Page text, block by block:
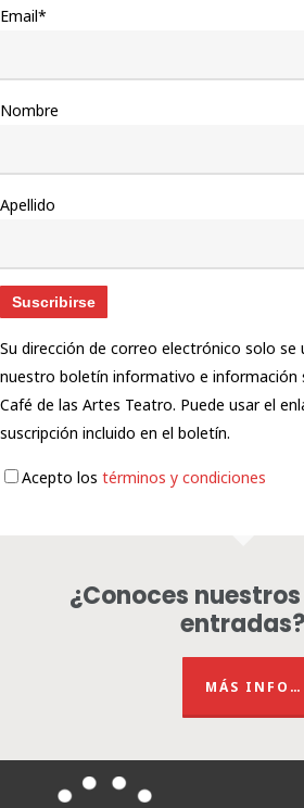
Email*
Nombre
Apellido
Su dirección de correo electrónico solo se
nuestro boletín informativo e información
Café de las Artes Teatro. Puede usar el
suscripción incluido en el boletín.
Acepto los términos y condiciones
¿Conoces
entradas?
MÁS INFO…